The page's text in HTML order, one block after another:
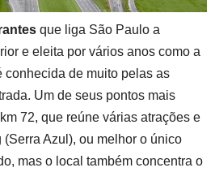
que liga São Paulo a
e eleita por vários anos como a
conhecida de muito pelas as
Um de seus pontos mais
72, que reúne várias atrações e
Azul), ou melhor o único
mas o local também concentra o